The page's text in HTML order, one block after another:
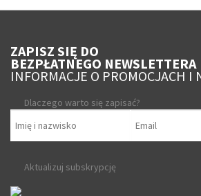
ZAPISZ SIĘ DO
BEZPŁATNEGO NEWSLETTERA
INFORMACJE O PROMOCJACH I
Dlaczego warto się zapisać?
Aktualizuj subskrypcję